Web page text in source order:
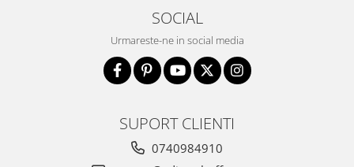
SOCIAL
Urmareste-ne in social media
SUPORT CLIENTI
0740984910